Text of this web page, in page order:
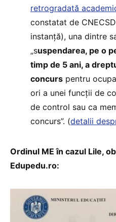
retrogradată
constatat de
instanță), una dintre
„suspendarea, pe o
timp de 5 ani, a
concurs pentru
ori a unei funcții de
de control sau ca
concurs”. (detalii
Ordinul ME în cazul Lile,
Edupedu.ro: